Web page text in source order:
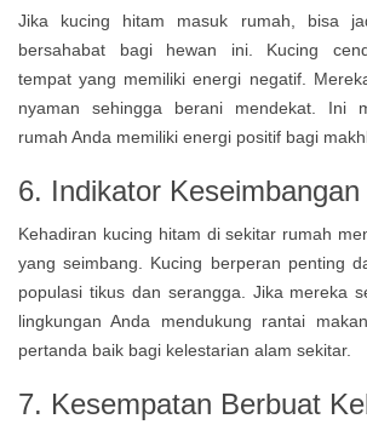
Jika kucing hitam masuk rumah, bisa
bersahabat bagi hewan ini. Kucing
tempat yang memiliki energi negatif.
nyaman sehingga berani mendekat. Ini
rumah Anda memiliki energi positif bagi
6. Indikator
Kehadiran kucing hitam di sekitar rumah
yang seimbang. Kucing berperan penting
populasi tikus dan serangga. Jika mereka
lingkungan Anda mendukung rantai
pertanda baik bagi kelestarian alam sekitar.
7. Kesempatan Berbuat